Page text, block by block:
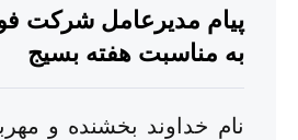
پیام مدیرعامل شرکت
به مناسبت هفته بسیج
نام خداوند بخشنده و